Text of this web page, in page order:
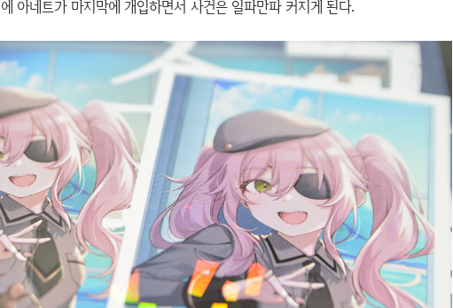
아네트가 마지막에 개입하면서 사건은 일파만파 커지게 된다.